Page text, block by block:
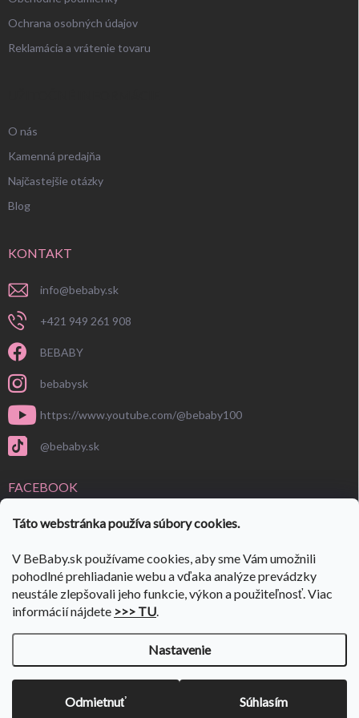
Táto webstránka používa súbory cookies.
V BeBaby.sk používame cookies, aby sme Vám umožnili
pohodlné prehliadanie webu a vďaka analýze prevádzky
neustále zlepšovali jeho funkcie, výkon a použiteľnosť. Viac
informácií nájdete >>> TU.
Nastavenie
Odmietnuť Súhlasím
VÝPREDAJ SKLADU 🎉 ulov si svoje kúsky🎉 Prejdi do:
Ochrana osobných údajov
Reklamácia a vrátenie tovaru
O nás
Kamenná predajňa
Najčastejšie otázky
Blog
KONTAKT
info@bebaby.sk
+421 949 261 908
BEBABY
bebabysk
https://www.youtube.com/@bebaby100
@bebaby.sk
FACEBOOK
Copyright 2026BeBaby.sk. Všetky práva vyhradené.Upraviť nastavenie